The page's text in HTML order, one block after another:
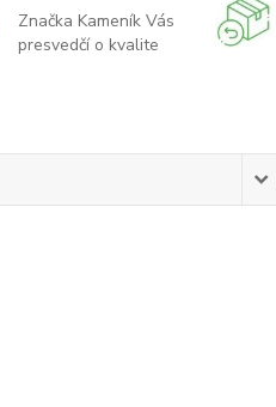
Značka Kameník Vás
presvedčí o kvalite